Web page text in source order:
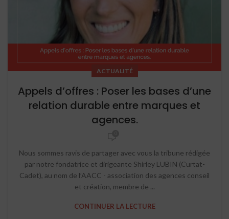
ACTUALITÉ
Appels d’offres : Poser les bases d’une
relation durable entre marques et
agences.
Nous sommes ravis de partager avec vous la tribune rédigée
par notre fondatrice et dirigeante Shirley LUBIN (Curtat-
Cadet), au nom de l’AACC - association des agences conseil
et création, membre de ...
CONTINUER LA LECTURE